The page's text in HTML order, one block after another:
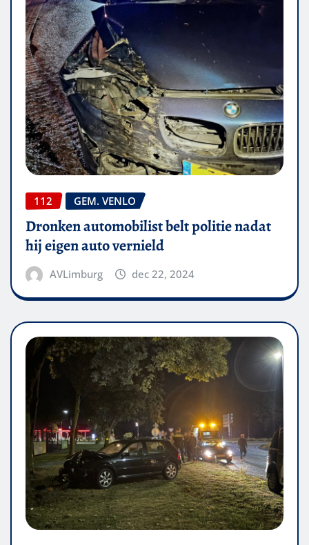
112 GEM. VENLO
Dronken automobilist belt politie nadat
hij eigen auto vernield
AVLimburg dec 22, 2024